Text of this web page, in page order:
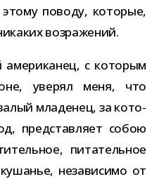
поводу, кото­рые,
возражений.
с кото­рым
уве­рял меня, что
мла­де­нец, за кото­
пред­став­ляет собою
пита­тель­ное
неза­ви­симо от